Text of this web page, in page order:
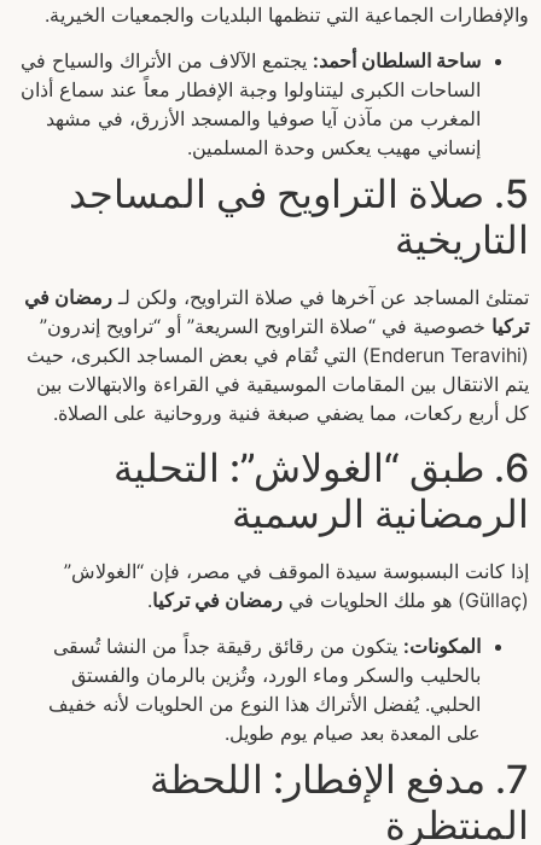
والإفطارات الجماعية التي تنظمها البلديات والجمعيات الخيرية.
ساحة السلطان أحمد: يجتمع الآلاف من الأتراك والسياح في
الساحات الكبرى ليتناولوا وجبة الإفطار معاً عند سماع أذان
المغرب من مآذن آيا صوفيا والمسجد الأزرق، في مشهد
إنساني مهيب يعكس وحدة المسلمين.
5. صلاة التراويح في المساجد
التاريخية
تمتلئ المساجد عن آخرها في صلاة التراويح، ولكن لـ رمضان في
تركيا خصوصية في “صلاة التراويح السريعة” أو “تراويح إندرون”
(Enderun Teravihi) التي تُقام في بعض المساجد الكبرى، حيث
يتم الانتقال بين المقامات الموسيقية في القراءة والابتهالات بين
كل أربع ركعات، مما يضفي صبغة فنية وروحانية على الصلاة.
6. طبق “الغولاش”: التحلية
الرمضانية الرسمية
إذا كانت البسبوسة سيدة الموقف في مصر، فإن “الغولاش”
(Güllaç) هو ملك الحلويات في
رمضان في تركيا.
المكونات: يتكون من رقائق رقيقة جداً من النشا تُسقى
بالحليب والسكر وماء الورد، وتُزين بالرمان والفستق
الحلبي. يُفضل الأتراك هذا النوع من الحلويات لأنه خفيف
على المعدة بعد صيام يوم طويل.
7. مدفع الإفطار: اللحظة
المنتظرة